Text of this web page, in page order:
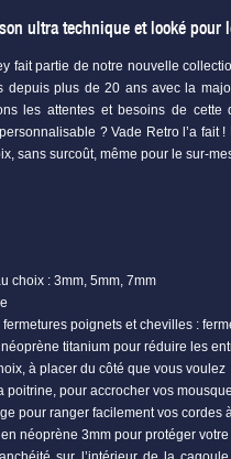
ultra technique et looké pour
fait partie de notre nouvelle
depuis plus de 20 ans avec la
les attentes et besoins de cette
? Vade Retro l’a fait
sans surcoût, même pour le sur-
choix : 3mm, 5mm, 7mm
poignets et chevilles :
titanium pour réduire les
à placer du côté que vous voulez
poitrine, pour accrocher vos
pour ranger facilement vos cordes
néoprène 3mm pour protéger